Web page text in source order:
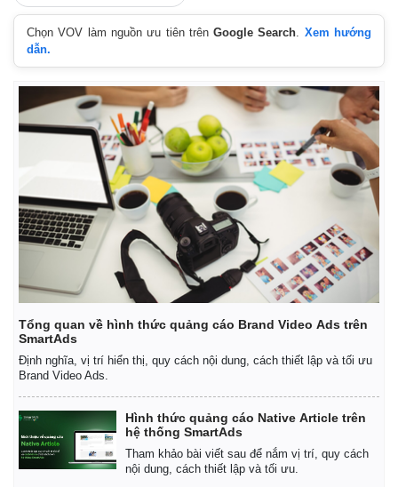
Chọn VOV làm nguồn ưu tiên trênGoogle Search. Xem hướng
dẫn.
Tổng quan về hình thức quảng cáo Brand Video Ads trên
SmartAds
Định nghĩa, vị trí hiển thị, quy cách nội dung, cách thiết lập và tối ưu
Brand Video Ads.
Hình thức quảng cáo Native Article trên
hệ thống SmartAds
Tham khảo bài viết sau để nắm vị trí, quy cách
nội dung, cách thiết lập và tối ưu.